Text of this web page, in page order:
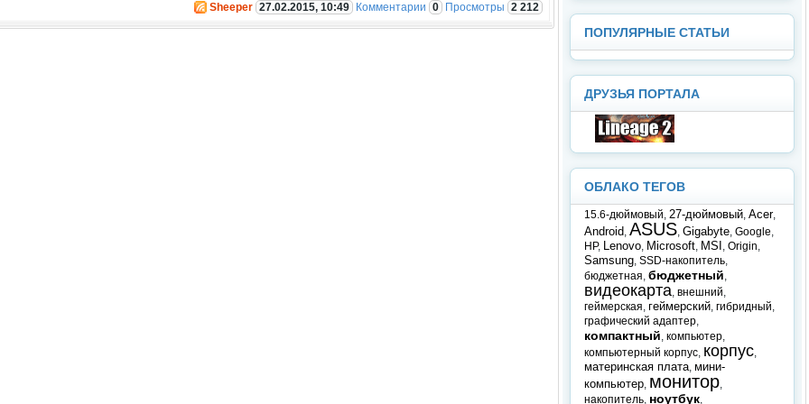
Sheeper 27.02.2015, 10:49 Комментарии 0 Просмотры 2 212
ПОПУЛЯРНЫЕ СТАТЬИ
ДРУЗЬЯ ПОРТАЛА
ОБЛАКО ТЕГОВ
15.6-дюймовый, 27-дюймовый, Acer,
Android, ASUS, Gigabyte, Google,
HP, Lenovo, Microsoft, MSI , Origin,
Samsung, SSD-накопитель,
бюджетная, бюджетный,
видеокарта, внешний,
геймерская, геймерский, гибридный,
графический адаптер,
компактный, компьютер,
компьютерный корпус, корпус,
материнская плата, мини-
компьютер, монитор,
накопитель, ноутбук,